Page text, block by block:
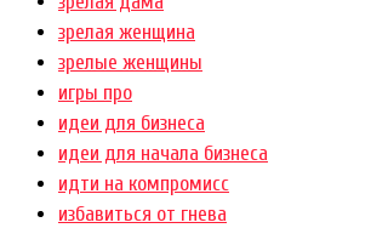
зрелая женщина
зрелые женщины
игры про
идеи для бизнеса
идеи для начала бизнеса
идти на компромисс
избавиться от гнева